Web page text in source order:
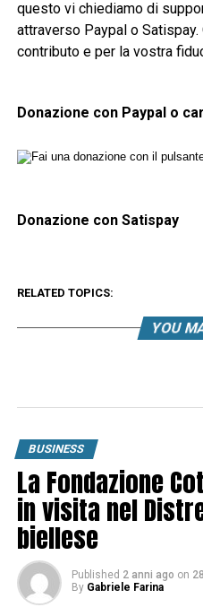
questo vi chiediamo di
attraverso Paypal o
contributo e per la vostra
Donazione con Paypal o
Donazione con Satispay
RELATED TOPICS:
YOU
BUSINESS
La Fondazione
in visita nel
biellese
Published 2 anni ago on
By Gabriele Farina